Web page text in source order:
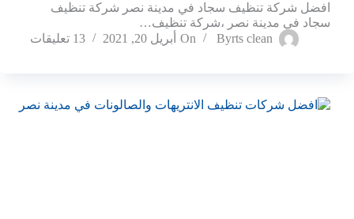
افضل شركة تنظيف سجاد في مدينة نصر شركة تنظيف
سجاد في مدينة نصر ،شركة تنظيف…
Byrts clean
On أبريل 20, 2021 13 تعليقات